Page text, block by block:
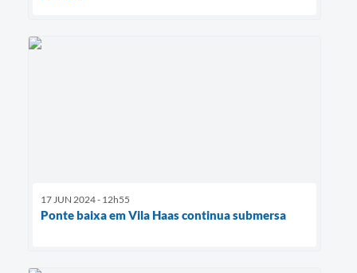
17 JUN 2024 - 12h55
Ponte baixa em Vila Haas continua submersa